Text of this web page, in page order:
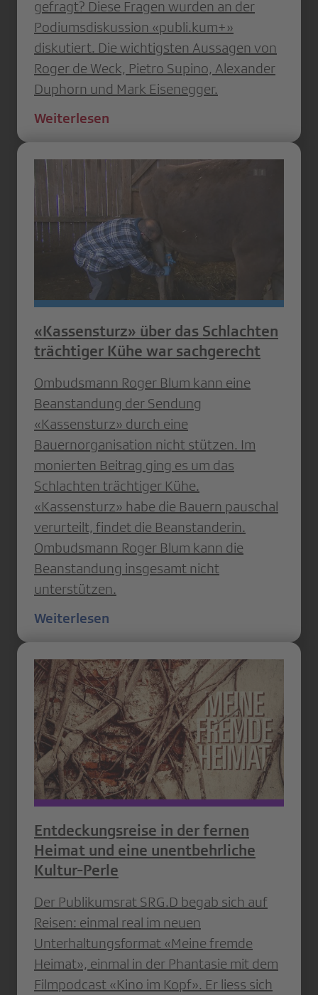
gefragt? Diese Fragen wurden an der
Podiumsdiskussion «publi.kum+»
diskutiert. Die wichtigsten Aussagen von
Roger de Weck, Pietro Supino, Alexander
Duphorn und Mark Eisenegger.
Weiterlesen
«Kassensturz» über das Schlachten
trächtiger Kühe war sachgerecht
Ombudsmann Roger Blum kann eine
Beanstandung der Sendung
«Kassensturz» durch eine
Bauernorganisation nicht stützen. Im
monierten Beitrag ging es um das
Schlachten trächtiger Kühe.
«Kassensturz» habe die Bauern pauschal
verurteilt, findet die Beanstanderin.
Ombudsmann Roger Blum kann die
Beanstandung insgesamt nicht
unterstützen.
Weiterlesen
Entdeckungsreise in der fernen
Heimat und eine unentbehrliche
Kultur-Perle
Der Publikumsrat SRG.D begab sich auf
Reisen: einmal real im neuen
Unterhaltungsformat «Meine fremde
Heimat», einmal in der Phantasie mit dem
Filmpodcast «Kino im Kopf». Er liess sich